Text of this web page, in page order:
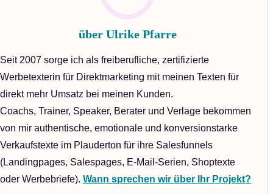
über Ulrike Pfarre
Seit 2007 sorge ich als freiberufliche, zertifizierte
Werbetexterin für Direktmarketing mit meinen Texten für
direkt mehr Umsatz bei meinen Kunden.
Coachs, Trainer, Speaker, Berater und Verlage bekommen
von mir authentische, emotionale und konversionstarke
Verkaufstexte im Plauderton für ihre Salesfunnels
(Landingpages, Salespages, E-Mail-Serien, Shoptexte
oder Werbebriefe). Wann sprechen wir über Ihr Projekt?